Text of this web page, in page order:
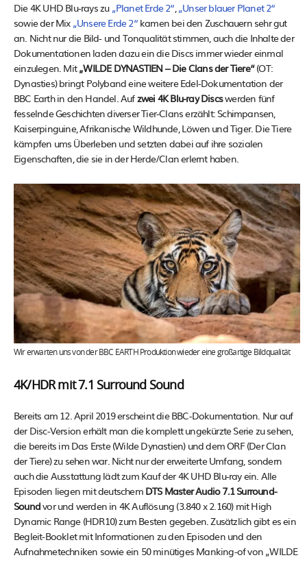
Die 4K UHD Blu-rays zu „Planet Erde 2“,„Unser blauer Planet 2“
sowie der Mix „Unsere Erde 2“kamen bei den Zuschauern sehr gut
an. Nicht nur die Bild- und Tonqualität stimmen, auch die Inhalte der
Dokumentationen laden dazu ein die Discs immer wieder einmal
einzulegen. Mit„WILDE DYNASTIEN – Die Clans der Tiere“(OT:
Dynasties) bringt Polyband eine weitere Edel-Dokumentation der
BBC Earth in den Handel. Aufzwei 4K Blu-ray Discswerden fünf
fesselnde Geschichten diverser Tier-Clans erzählt: Schimpansen,
Kaiserpinguine, Afrikanische Wildhunde, Löwen und Tiger. Die Tiere
kämpfen ums Überleben und setzten dabei auf ihre sozialen
Eigenschaften, die sie in der Herde/Clan erlernt haben.
Wir erwarten uns von der BBC EARTH Produktion wieder eine großartige Bildqualität
4K/HDR mit 7.1 Surround Sound
Bereits am 12. April 2019 erscheint die BBC-Dokumentation. Nur auf
der Disc-Version erhält man die komplett ungekürzte Serie zu sehen,
die bereits im Das Erste (Wilde Dynastien) und dem ORF (Der Clan
der Tiere) zu sehen war. Nicht nur der erweiterte Umfang, sondern
auch die Ausstattung lädt zum Kauf der 4K UHD Blu-ray ein. Alle
Episoden liegen mit deutschem DTS Master Audio 7.1 Surround-
Soundvor und werden in 4K Auflösung (3.840 x 2.160) mit High
Dynamic Range (HDR10) zum Besten gegeben. Zusätzlich gibt es ein
Begleit-Booklet mit Informationen zu den Episoden und den
Aufnahmetechniken sowie ein 50 minütiges Manking-of von „WILDE